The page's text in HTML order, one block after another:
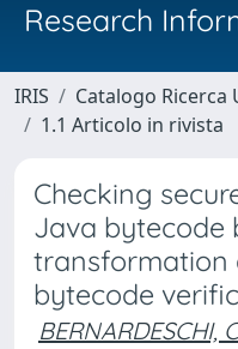
Research
IRIS Catalogo Ricerca
1.1 Articolo in rivista
Checking
Java bytecode
transformation
bytecode
BERNARDESCHI,